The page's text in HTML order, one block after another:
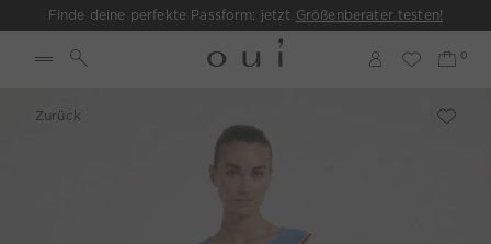
Finde deine perfekte Passform: jetzt Größenberater testen!
Zurück